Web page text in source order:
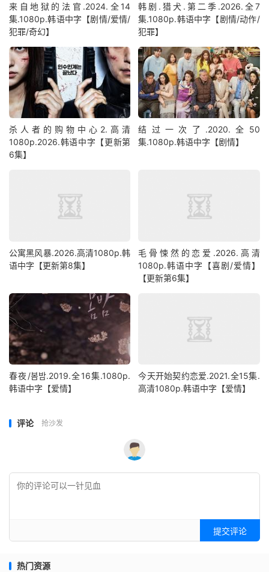
来自地狱的法官.2024.全14
集.1080p.韩语中字【剧情/爱情/
犯罪/奇幻】
韩剧.猎犬.第二季.2026.全7
集.1080p.韩语中字【剧情/动作/
犯罪】
杀人者的购物中心2.高清
1080p.2026.韩语中字【更新第
6集】
结过一次了.2020.全50
集.1080p.韩语中字【剧情】
公寓黑风暴.2026.高清1080p.韩
语中字【更新第8集】
毛骨悚然的恋爱.2026.高清
1080p.韩语中字【喜剧/爱情】
【更新第6集】
春夜/봄밤‎.2019.全16集.1080p.
韩语中字【爱情】
今天开始契约恋爱.2021.全15集.
高清1080p.韩语中字【爱情】
评论 抢沙发
提交评论
热门资源